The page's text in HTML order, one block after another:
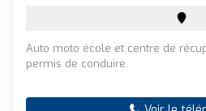
Auto moto école et centre de
permis de conduire.